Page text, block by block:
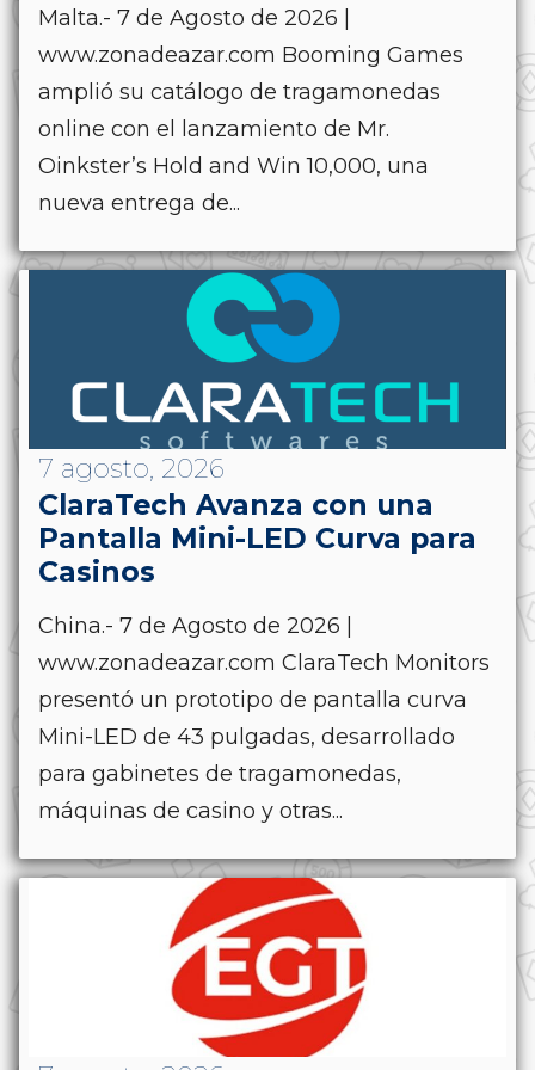
Malta.- 7 de Agosto de 2026 |
www.zonadeazar.com Booming Games
amplió su catálogo de tragamonedas
online con el lanzamiento de Mr.
Oinkster’s Hold and Win 10,000, una
nueva entrega de...
7 agosto, 2026
ClaraTech Avanza con una
Pantalla Mini-LED Curva para
Casinos
China.- 7 de Agosto de 2026 |
www.zonadeazar.com ClaraTech Monitors
presentó un prototipo de pantalla curva
Mini-LED de 43 pulgadas, desarrollado
para gabinetes de tragamonedas,
máquinas de casino y otras...